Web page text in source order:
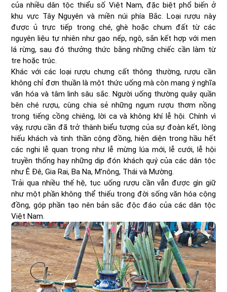
của nhiều dân tộc thiểu số Việt Nam, đặc biệt phổ biến ở
khu vực Tây Nguyên và miền núi phía Bắc. Loại rượu này
được ủ trực tiếp trong ché, ghè hoặc chum đất từ các
nguyên liệu tự nhiên như gạo nếp, ngô, sắn kết hợp với men
lá rừng, sau đó thưởng thức bằng những chiếc cần làm từ
tre hoặc trúc.
Khác với các loại rượu chưng cất thông thường, rượu cần
không chỉ đơn thuần là một thức uống mà còn mang ý nghĩa
văn hóa và tâm linh sâu sắc. Người uống thường quây quần
bên ché rượu, cùng chia sẻ những ngụm rượu thơm nồng
trong tiếng cồng chiêng, lời ca và không khí lễ hội. Chính vì
vậy, rượu cần đã trở thành biểu tượng của sự đoàn kết, lòng
hiếu khách và tinh thần cộng đồng, hiện diện trong hầu hết
các nghi lễ quan trọng như lễ mừng lúa mới, lễ cưới, lễ hội
truyền thống hay những dịp đón khách quý của các dân tộc
như Ê Đê, Gia Rai, Ba Na, M’nông, Thái và Mường.
Trải qua nhiều thế hệ, tục uống rượu cần vẫn được gìn giữ
như một phần không thể thiếu trong đời sống văn hóa cộng
đồng, góp phần tạo nên bản sắc độc đáo của các dân tộc
Việt Nam.